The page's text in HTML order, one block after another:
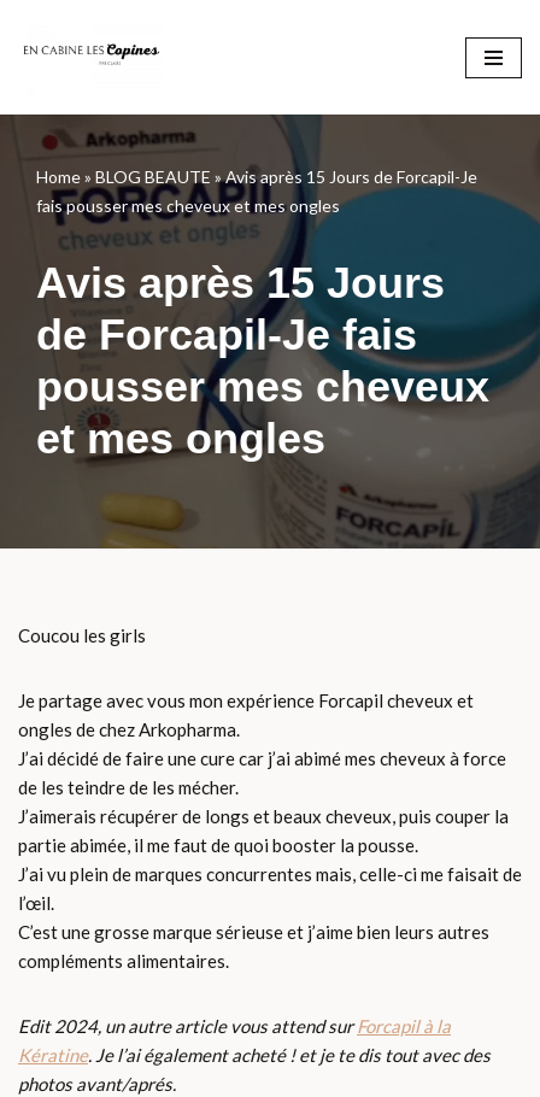
Home» BLOG BEAUTE »Avis après 15 Jours de Forcapil-Je
fais pousser mes cheveux et mes ongles
Avis après 15 Jours
de Forcapil-Je fais
pousser mes cheveux
et mes ongles
Coucou les girls
Je partage avec vous mon expérience Forcapil cheveux et
ongles de chez Arkopharma.
J’ai décidé de faire une cure car j’ai abimé mes cheveux à force
de les teindre de les mécher.
J’aimerais récupérer de longs et beaux cheveux, puis couper la
partie abimée, il me faut de quoi booster la pousse.
J’ai vu plein de marques concurrentes mais, celle-ci me faisait de
l’œil.
C’est une grosse marque sérieuse et j’aime bien leurs autres
compléments alimentaires.
Edit 2024, un autre article vous attend surForcapil à la
Kératine. Je l’ai également acheté ! et je te dis tout avec des
photos avant/aprés.